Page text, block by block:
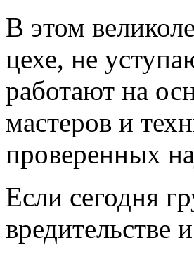
В этом
цехе, не
работают на
мастеров и
проверенных
Если сегодня
вредительстве